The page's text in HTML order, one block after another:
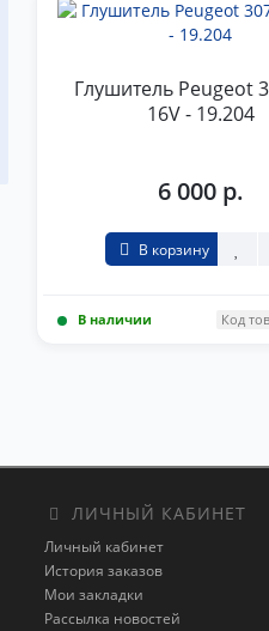
Глушитель Peugeot
16V - 19.204
6 000 р.
В корзину
В наличии Код
ЛИЧНЫЙ КАБИНЕТ
Личный кабинет
История заказов
Мои закладки
Рассылка новостей